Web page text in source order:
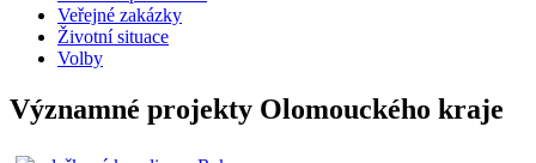
Veřejné zakázky
Životní situace
Volby
Významné projekty Olomouckého kraje